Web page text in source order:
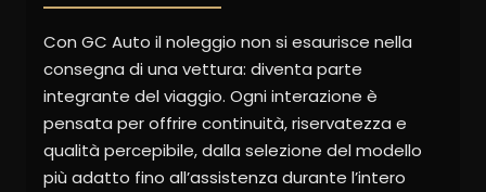
Con GC Auto il noleggio non si esaurisce nella
consegna di una vettura: diventa parte
integrante del viaggio. Ogni interazione è
pensata per offrire continuità, riservatezza e
qualità percepibile, dalla selezione del modello
più adatto fino all’assistenza durante l’intero